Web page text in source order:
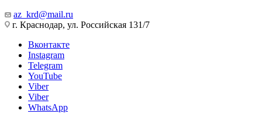
az_krd@mail.ru
г. Краснодар, ул. Российская 131/7
Вконтакте
Instagram
Telegram
YouTube
Viber
Viber
WhatsApp